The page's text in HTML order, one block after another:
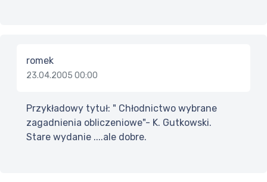
romek
23.04.2005 00:00
Przykładowy tytuł: " Chłodnictwo wybrane
zagadnienia obliczeniowe"- K. Gutkowski.
Stare wydanie ....ale dobre.